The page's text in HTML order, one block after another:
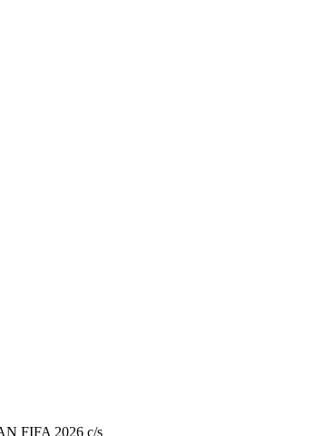
FIFA 2026 c/s